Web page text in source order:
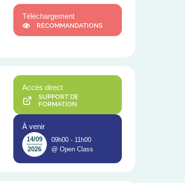
Téléchargement
RECOMMANDATIONS
Accès direct
SUPPORT DE
FORMATION
À venir
14/09
2026
09h00 - 11h00
@ Open Class